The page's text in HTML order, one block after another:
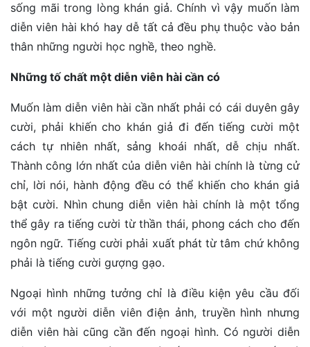
sống mãi trong lòng khán giả. Chính vì vậy muốn làm
diễn viên hài khó hay dễ tất cả đều phụ thuộc vào bản
thân những người học nghề, theo nghề.
Những tố chất một diễn viên hài cần có
Muốn làm diễn viên hài cần nhất phải có cái duyên gây
cười, phải khiến cho khán giả đi đến tiếng cười một
cách tự nhiên nhất, sảng khoái nhất, dễ chịu nhất.
Thành công lớn nhất của diễn viên hài chính là từng cử
chỉ, lời nói, hành động đều có thể khiến cho khán giả
bật cười. Nhìn chung diễn viên hài chính là một tổng
thể gây ra tiếng cười từ thần thái, phong cách cho đến
ngôn ngữ. Tiếng cười phải xuất phát từ tâm chứ không
phải là tiếng cười gượng gạo.
Ngoại hình những tưởng chỉ là điều kiện yêu cầu đối
với một người diễn viên điện ảnh, truyền hình nhưng
diễn viên hài cũng cần đến ngoại hình. Có người diễn